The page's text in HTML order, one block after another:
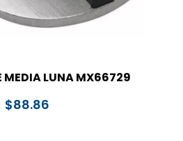
MEDIA LUNA MX66729
$88.86